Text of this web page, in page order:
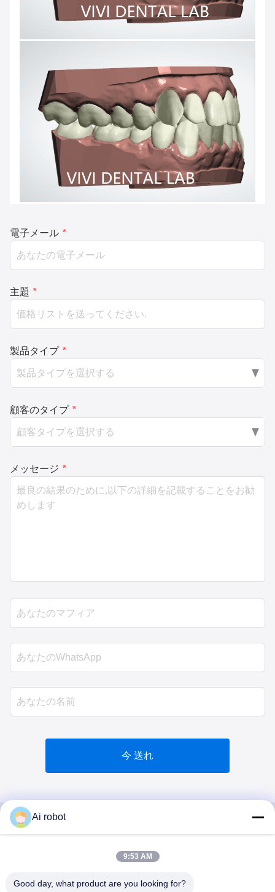
電子メール *
主題 *
製品タイプ *
顧客のタイプ *
メッセージ *
今 送れ
LABORATORY
Ai robot
9:53 AM
Good day, what product are you looking for?